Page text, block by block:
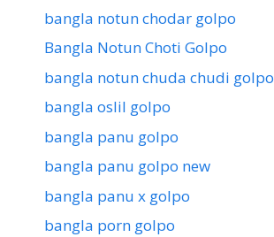
bangla notun chodar golpo
Bangla Notun Choti Golpo
bangla notun chuda chudi golpo
bangla oslil golpo
bangla panu golpo
bangla panu golpo new
bangla panu x golpo
bangla porn golpo